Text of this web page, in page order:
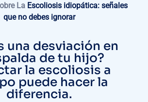
La Escoliosis idiopática: señales
que no debes ignorar
una desviación en
de tu hijo?
la escoliosis a
puede hacer la
diferencia.